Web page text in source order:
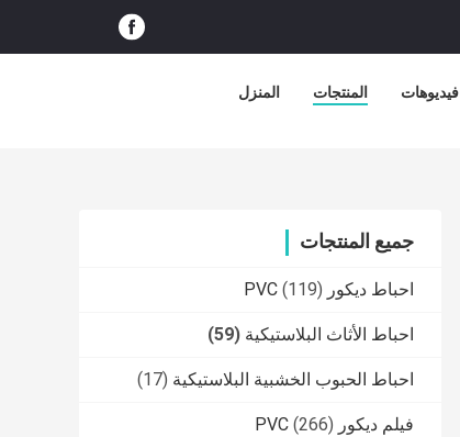
المنزل المنتجات فيديوهات
جميع المنتجات
احباط ديكور PVC (119)
احباط الأثاث البلاستيكية (59)
احباط الحبوب الخشبية البلاستيكية (17)
فيلم ديكور PVC (266)